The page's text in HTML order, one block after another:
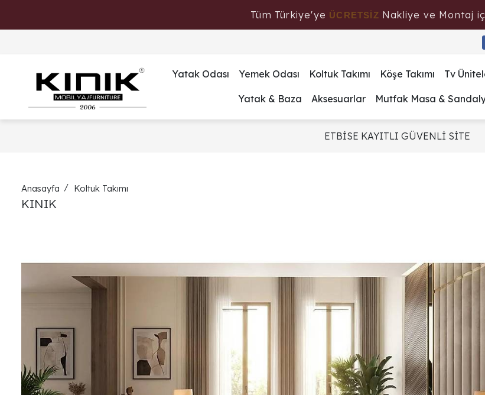
Tüm Türkiye'ye ÜCRETSİZ Nakliye ve Montaj
Yatak Odası Yemek Odası Koltuk Takımı Köşe Takımı Tv
Yatak & Baza Aksesuarlar Mutfak Masa &
ETBİSE KAYITLI GÜVENLİ SİTE
Anasayfa Koltuk Takımı
KINIK